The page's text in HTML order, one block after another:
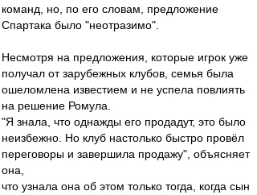
команд, но, по его словам, предложение
Спартака было "неотразимо".
Несмотря на предложения, которые игрок уже
получал от зарубежных клубов, семья была
ошеломлена известием и не успела повлиять
на решение Ромула.
"Я знала, что однажды его продадут, это было
неизбежно. Но клуб настолько быстро провёл
переговоры и завершила продажу", объясняет
она,
что узнала она об этом только тогда, когда сын